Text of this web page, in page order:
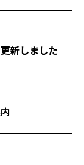
新しました